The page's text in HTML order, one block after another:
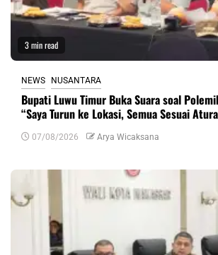
3 min read
NEWS NUSANTARA
Bupati Luwu Timur Buka Suara soal
“Saya Turun ke Lokasi, Semua Sesuai
07/08/2026 Arya Wicaksana